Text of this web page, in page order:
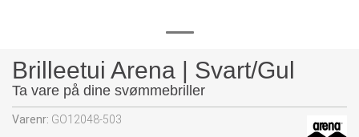
Brilleetui Arena | Svart/Gul
Ta vare på dine svømmebriller
Varenr: GO12048-503